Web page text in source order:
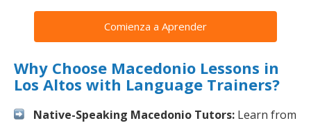
Comienza a Aprender
Why Choose Macedonio Lessons in
Los Altos with Language Trainers?
Native-Speaking Macedonio Tutors: Learn from